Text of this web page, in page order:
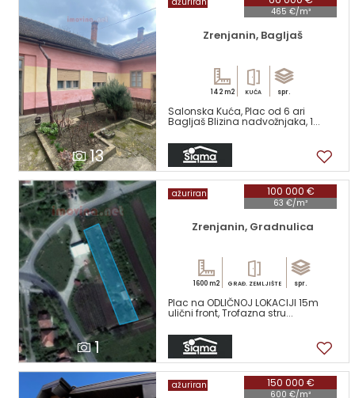
13
465 €/m²
Zrenjanin, Bagljaš
142 m2 KUĆA spr.
Salonska Kuća, Plac od 6 ari
Bagljaš Blizina nadvožnjaka, 1...
1
100 000 €
63 €/m²
ažuriran
Zrenjanin, Gradnulica
1600 m2 GRAĐ. ZEMLJIŠTE spr.
Plac na ODLIČNOJ LOKACIJI 15m
ulični front, Trofazna stru...
150 000 €
600 €/m²
ažuriran